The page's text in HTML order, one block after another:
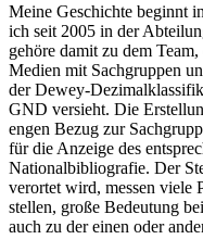
Meine Geschichte beginnt
ich seit 2005 in der
gehöre damit zu dem
Medien mit Sachgruppen
der Dewey-
GND versieht. Die
engen Bezug zur
für die Anzeige des
Nationalbibliografie. Der
verortet wird, messen viele
stellen, große Bedeutung
auch zu der einen oder